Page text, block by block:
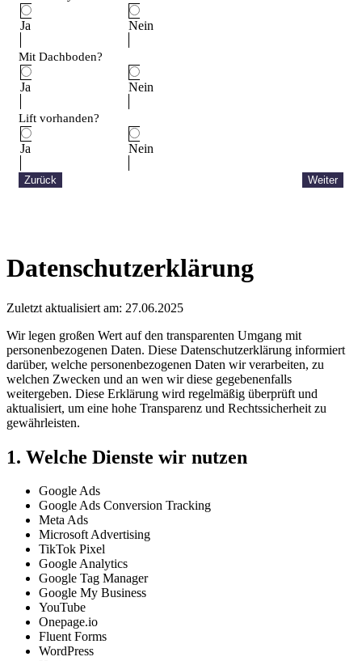
Ja Nein
Mit Dachboden?
Ja Nein
Lift vorhanden?
Ja Nein
Zurück Weiter
Datenschutzerklärung
Zuletzt aktualisiert am: 27.06.2025
Wir legen großen Wert auf den transparenten Umgang mit
personenbezogenen Daten. Diese Datenschutzerklärung informiert
darüber, welche personenbezogenen Daten wir verarbeiten, zu
welchen Zwecken und an wen wir diese gegebenenfalls
weitergeben. Diese Erklärung wird regelmäßig überprüft und
aktualisiert, um eine hohe Transparenz und Rechtssicherheit zu
gewährleisten.
1. Welche Dienste wir nutzen
Google Ads
Google Ads Conversion Tracking
Meta Ads
Microsoft Advertising
TikTok Pixel
Google Analytics
Google Tag Manager
Google My Business
YouTube
Onepage.io
Fluent Forms
WordPress